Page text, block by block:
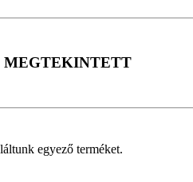
MEGTEKINTETT
egyező terméket.